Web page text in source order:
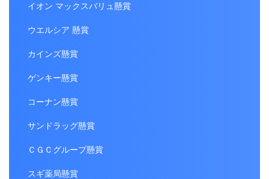
イオン マックスバリュ懸賞
ウエルシア 懸賞
カインズ懸賞
ゲンキー懸賞
コーナン懸賞
サンドラッグ懸賞
ＣＧＣグループ懸賞
スギ薬局懸賞